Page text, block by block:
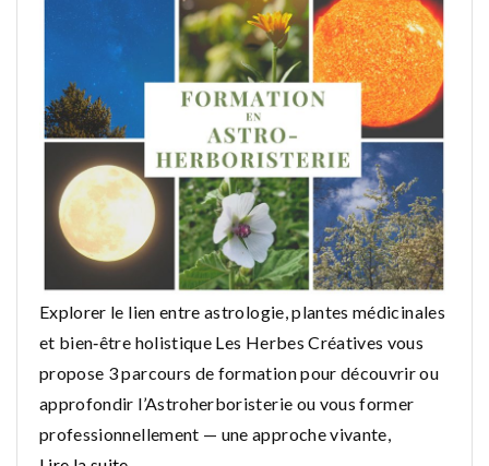
Explorer le lien entre astrologie, plantes médicinales
et bien‑être holistique Les Herbes Créatives vous
propose 3 parcours de formation pour découvrir ou
approfondir l’Astroherboristerie ou vous former
professionnellement — une approche vivante,